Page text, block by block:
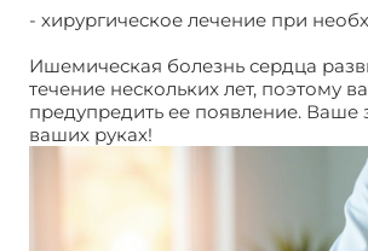
- хирургическое лечение при
Ишемическая болезнь сердца
течение нескольких лет, поэтому
предупредить ее появление. Ваше
ваших руках!